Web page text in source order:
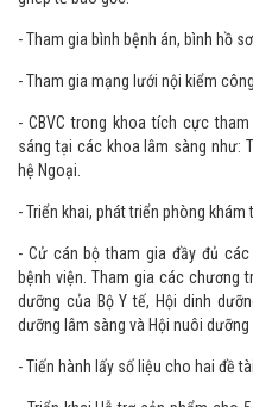
- Xây dựng thực đơn, giám sát
bệnh trước trong và sau khi tiến
ghép tế bào gốc.
- Tham gia bình bệnh án, bình hồ
- Tham gia mạng lưới nội kiểm
- CBVC trong khoa tích cực
sáng tại các khoa lâm sàng như:
- Triển khai, phát triển phòng
- Cử cán bộ tham gia đầy đủ
bệnh viện. Tham gia các chương
dưỡng của Bộ Y tế, Hội dinh
dưỡng lâm sàng và Hội nuôi